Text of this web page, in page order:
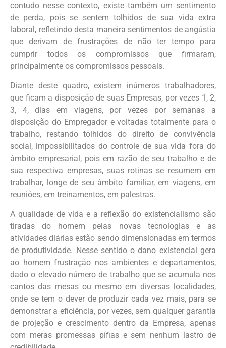
contudo nesse contexto, existe também um sentimento
de perda, pois se sentem tolhidos de sua vida extra
laboral, refletindo desta maneira sentimentos de angústia
que derivam de frustrações de não ter tempo para
cumprir todos os compromissos que firmaram,
principalmente os compromissos pessoais.
Diante deste quadro, existem inúmeros trabalhadores,
que ficam a disposição de suas Empresas, por vezes 1, 2,
3, 4, dias em viagens, por vezes por semanas a
disposição do Empregador e voltadas totalmente para o
trabalho, restando tolhidos do direito de convivência
social, impossibilitados do controle de sua vida fora do
âmbito empresarial, pois em razão de seu trabalho e de
sua respectiva empresas, suas rotinas se resumem em
trabalhar, longe de seu âmbito familiar, em viagens, em
reuniões, em treinamentos, em palestras.
A qualidade de vida e a reflexão do existencialismo são
tiradas do homem pelas novas tecnologias e as
atividades diárias estão sendo dimensionadas em termos
de produtividade. Nesse sentido o dano existencial gera
ao homem frustração nos ambientes e departamentos,
dado o elevado número de trabalho que se acumula nos
cantos das mesas ou mesmo em diversas localidades,
onde se tem o dever de produzir cada vez mais, para se
demonstrar a eficiência, por vezes, sem qualquer garantia
de projeção e crescimento dentro da Empresa, apenas
com meras promessas pífias e sem nenhum lastro de